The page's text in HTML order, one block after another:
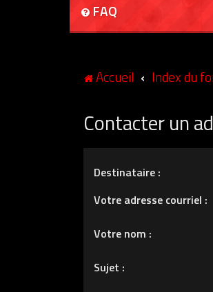
FAQ
Accueil Index du
Contacter un
Destinataire :
Votre adresse courriel :
Votre nom :
Sujet :